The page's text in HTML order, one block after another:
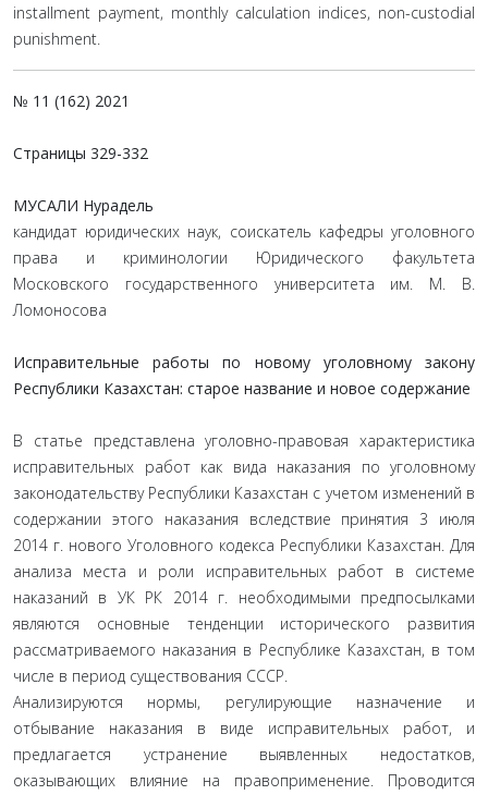
installment payment, monthly calculation indices, non-custodial
punishment.
№ 11 (162) 2021
Страницы 329-332
МУСАЛИ Нурадель
кандидат юридических наук, соискатель кафедры уголовного
права и криминологии Юридического факультета
Московского государственного университета им. М. В.
Ломоносова
Исправительные работы по новому уголовному закону
Республики Казахстан: старое название и новое содержание
В статье представлена уголовно-правовая характеристика
исправительных работ как вида наказания по уголовному
законодательству Республики Казахстан с учетом изменений в
содержании этого наказания вследствие принятия 3 июля
2014 г. нового Уголовного кодекса Республики Казахстан. Для
анализа места и роли исправительных работ в системе
наказаний в УК РК 2014 г. необходимыми предпосылками
являются основные тенденции исторического развития
рассматриваемого наказания в Республике Казахстан, в том
числе в период существования СССР.
Анализируются нормы, регулирующие назначение и
отбывание наказания в виде исправительных работ, и
предлагается устранение выявленных недостатков,
оказывающих влияние на правоприменение. Проводится